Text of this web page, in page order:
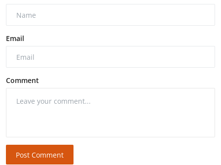
Email
Comment
Post Comment